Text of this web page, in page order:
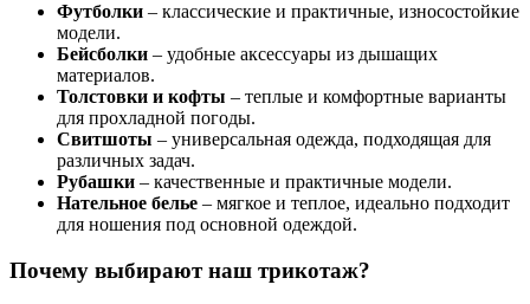
Футболки – классические и практичные, износостойкие
модели.
Бейсболки – удобные аксессуары из дышащих
материалов.
Толстовки и кофты – теплые и комфортные варианты
для прохладной погоды.
Свитшоты – универсальная одежда, подходящая для
различных задач.
Рубашки – качественные и практичные модели.
Нательное белье – мягкое и теплое, идеально подходит
для ношения под основной одеждой.
Почему выбирают наш трикотаж?